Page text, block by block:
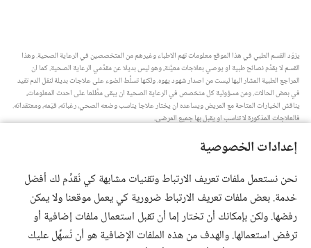
إعدادات الخصوصية
نحن نستعمل ملفات تعريف الارتباط وتقنيات مشابهة كي نُقدِّم لك أفضل
خدمة. بعض ملفات تعريف الارتباط ضرورية كي يعمل موقعنا ولا يمكن
رفضها. ولكن بإمكانك أن تختار إما أن تقبل استعمال ملفات إضافية أو
ترفض استعمالها. والهدف من هذه الملفات الإضافية هو أن نُسهِّل عليك
يزوّد القسم الطبي في هذا الموقع معلومات تهم الاطباء وغيرهم من المتخصصين في الرعاية الصحية.‏ وهذا
القسم لا يقدِّم نصائح طبية او يوصي بعلاجات معيَّنة،‏ وهو ليس بديلا عن مقدِّمي الرعاية الصحية.‏ كما ان
المراجع الطبية المشار اليها ليست من اصدار شهود يهوه.‏ ولكنها تسلِّط الضوء على علاجات بديلة لنقل الدم تفيد
في بعض الحالات.‏ ومن مسؤولية كل متخصص في الرعاية الصحية ان يبقى مطَّلعا على احدث المعلومات،‏
يناقش الخيارات المتاحة مع المريض ويساعده ان يختار علاجا يناسب وضعه الصحي،‏ رغباته،‏ قيَمه،‏ ومعتقداته.‏
فالعلاجات المذكورة لا تناسب او يقبل بها جميع المرضى.‏
المشاكل الصحية والعلاجات المتاحة.‏ واستعن بالطبيب اذا شعرت انك مريض.‏
إعدادات المظهر